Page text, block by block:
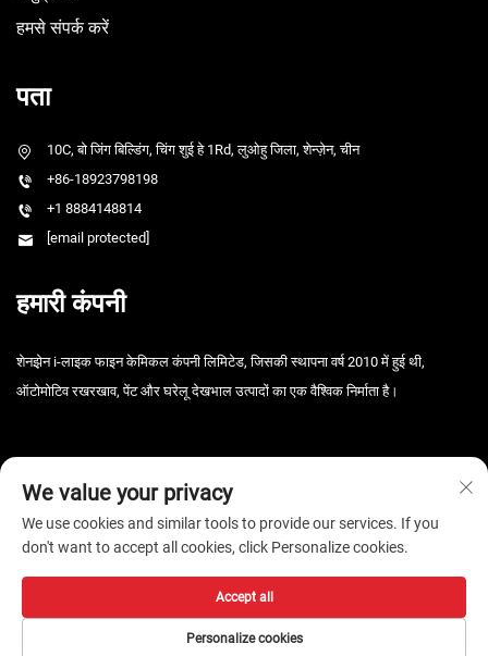
हमसे संपर्क करें
पता
10C, बो जिंग बिल्डिंग, चिंग शुई हे 1Rd, लुओहु जिला, शेन्ज़ेन, चीन
+86-18923798198
+1 8884148814
[email protected]
हमारी कंपनी
शेनझ़ेन i-लाइक फाइन केमिकल कंपनी लिमिटेड, जिसकी स्थापना वर्ष 2010 में हुई थी,
ऑटोमोटिव रखरखाव, पेंट और घरेलू देखभाल उत्पादों का एक वैश्विक निर्माता है।
कॉपीराइट © 2026 शेन्ज़ेन i-Like फाइन केमिकल कंपनी, लिमिटेड। सर्वाधिकार सुरक्षित। -
We value your privacy
We use cookies and similar tools to provide our services. If you
don't want to accept all cookies, click Personalize cookies.
Personalize cookies
Accept all